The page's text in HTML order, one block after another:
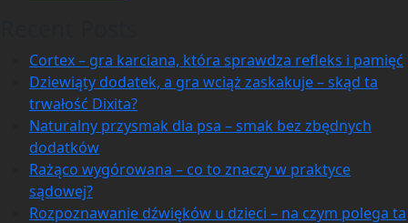
Cortex – gra karciana, która sprawdza refleks i pamięć
Dziewiąty dodatek, a gra wciąż zaskakuje – skąd ta
trwałość Dixita?
Naturalny przysmak dla psa – smak bez zbędnych
dodatków
Rażąco wygórowana – co to znaczy w praktyce
sądowej?
Rozpoznawanie dźwięków u dzieci – na czym polega ta